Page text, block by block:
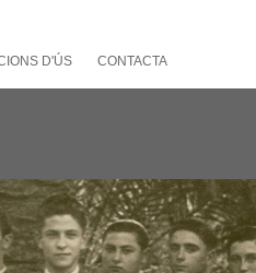
D'ÚS CONTACTA